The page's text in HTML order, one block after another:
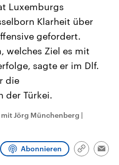
aus
USA
Aktuelle Beiträge,
Hintergründe
Wirtschaftlich und
gehören die Vereinigten
den mächtigsten Ländern
mit großem Einfluss auf
aktuelle Weltgeschehen.
Podcasts
Luxemburgs
Klarheit über
gefordert.
welches Ziel es mit
sagte er im Dlf.
die
der Türkei.
Jörg Münchenberg |
Abonnieren
Link